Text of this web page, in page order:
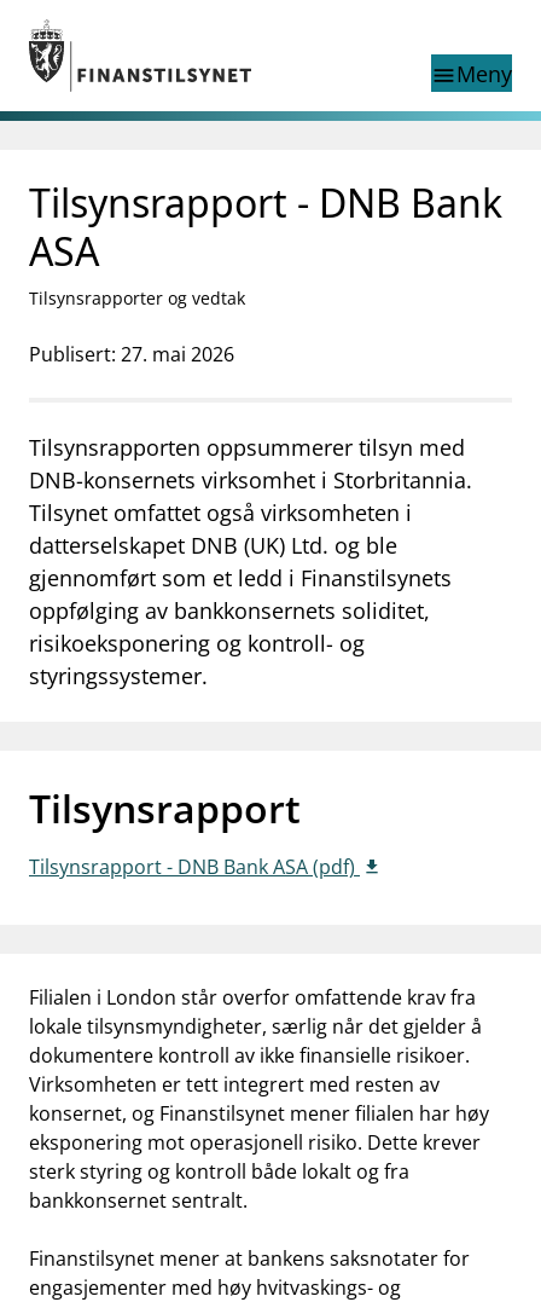
Gå til hovedinnhold
Gå til søkesiden
menuMeny
nettstedet
language
English
exist in English
Aktuelt
Finanstilsynets registre
businessOm Finanstilsynet
mail_outlineKontakt oss
work_outlineJobb hos oss
dashboardInformasjon for investorer
notifications_noneAbonner på nyhetsvarsel
Tilsynsrapport - DNB Bank
ASA
Tilsynsrapporter og vedtak
Publisert: 27. mai 2026
Tilsynsrapporten oppsummerer tilsyn med
DNB-konsernets virksomhet i Storbritannia.
Tilsynet omfattet også virksomheten i
datterselskapet DNB (UK) Ltd. og ble
gjennomført som et ledd i Finanstilsynets
oppfølging av bankkonsernets soliditet,
risikoeksponering og kontroll- og
styringssystemer.
Tilsynsrapport
Tilsynsrapport - DNB Bank ASA (pdf)
Filialen i London står overfor omfattende krav fra
lokale tilsynsmyndigheter, særlig når det gjelder å
dokumentere kontroll av ikke finansielle risikoer.
Virksomheten er tett integrert med resten av
konsernet, og Finanstilsynet mener filialen har høy
eksponering mot operasjonell risiko. Dette krever
sterk styring og kontroll både lokalt og fra
bankkonsernet sentralt.
Finanstilsynet mener at bankens saksnotater for
engasjementer med høy hvitvaskings- og